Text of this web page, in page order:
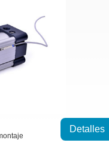
Detalles